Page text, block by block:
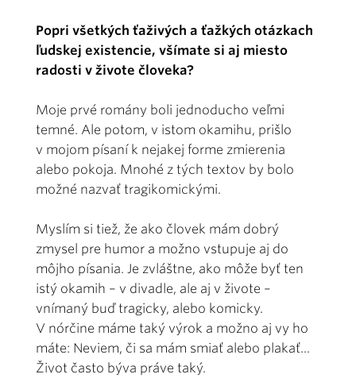
Popri všetkých ťaživých a ťažkých otázkach
ľudskej existencie, všímate si aj miesto
radosti v živote človeka?
Moje prvé romány boli jednoducho veľmi
temné. Ale potom, v istom okamihu, prišlo
v mojom písaní k nejakej forme zmierenia
alebo pokoja. Mnohé z tých textov by bolo
možné nazvať tragikomickými.
Myslím si tiež, že ako človek mám dobrý
zmysel pre humor a možno vstupuje aj do
môjho písania. Je zvláštne, ako môže byť ten
istý okamih – v divadle, ale aj v živote –
vnímaný buď tragicky, alebo komicky.
V nórčine máme taký výrok a možno aj vy ho
máte: Neviem, či sa mám smiať alebo plakať...
Život často býva práve taký.